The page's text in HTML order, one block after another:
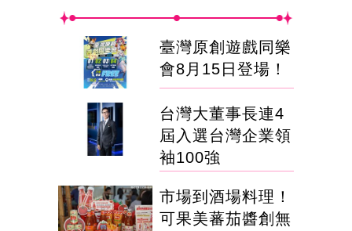
臺灣原創遊戲同樂
會8月15日登場！
台灣大董事長連4
屆入選台灣企業領
袖100強
市場到酒場料理！
可果美蕃茄醬創無